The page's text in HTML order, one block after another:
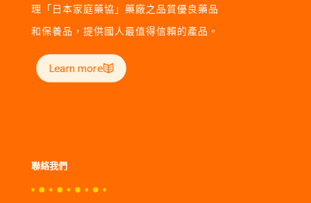
理「日本家庭藥協」藥廠之品質優良藥品
和保養品，提供國人最值得信賴的產品。
Learn more
聯絡我們